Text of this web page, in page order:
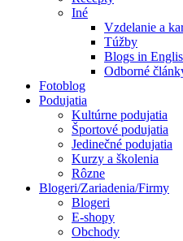
Iné
Vzdelanie a
Túžby
Blogs in
Odborné
Fotoblog
Podujatia
Kultúrne podujatia
Športové podujatia
Jedinečné podujatia
Kurzy a školenia
Rôzne
Blogeri/Zariadenia/Firmy
Blogeri
E-shopy
Obchody